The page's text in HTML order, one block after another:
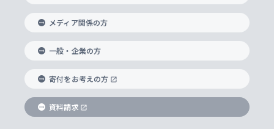
国際教養学部
理工学部
Futures） – 持続可能な未来を考える６学科連携
実践宗教学研究科
総合人間科学研究科
生涯学習
ヨーロッパ研究所
アジア文化研究所
アメリカ・カナダ研究所
障がいのある学生への支援
就職（内定先）・進路統計
企業の採用ご担当者様へのご案内
交換留学生(海外大学から上智大学で学ぶ)
ノンディグリー生
Sophia Short-term Program受講生
学費・奨学金
ソフィア・アーカイブズ
上智大学とカトリック
国連Weeks・アフリカWeeks
ダイバーシティ＆サステナビリティへの取り組み
学校法人上智学院について
数字で見る上智大学
上智大学のネットワーク
メディア関係の方
一般・企業の方
寄付をお考えの方
資料請求